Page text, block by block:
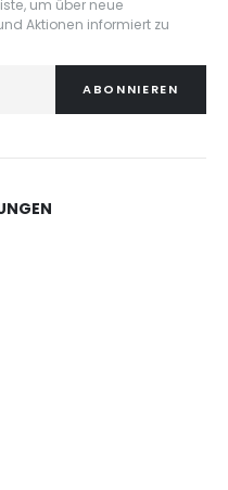
um über neue
Aktionen informiert zu
ABONNIEREN